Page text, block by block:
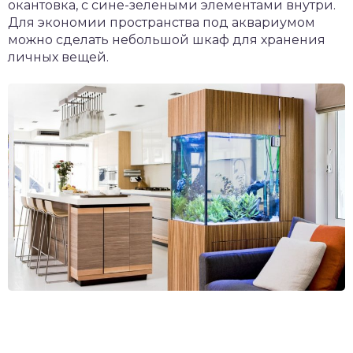
окантовка, с сине-зелеными элементами внутри.
Для экономии пространства под аквариумом
можно сделать небольшой шкаф для хранения
личных вещей.